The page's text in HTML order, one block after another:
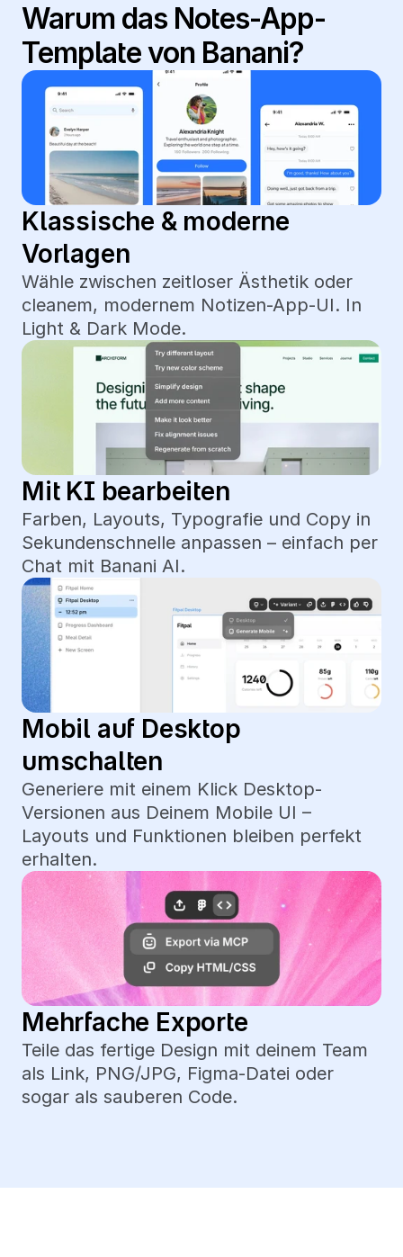
Warum das Notes-App-
Template von Banani?
Klassische & moderne
Vorlagen
Wähle zwischen zeitloser Ästhetik oder
cleanem, modernem Notizen-App-UI. In
Light & Dark Mode.
Mit KI bearbeiten
Farben, Layouts, Typografie und Copy in
Sekundenschnelle anpassen – einfach per
Chat mit Banani AI.
Mobil auf Desktop
umschalten
Generiere mit einem Klick Desktop-
Versionen aus Deinem Mobile UI –
Layouts und Funktionen bleiben perfekt
erhalten.
Mehrfache Exporte
Teile das fertige Design mit deinem Team
als Link, PNG/JPG, Figma-Datei oder
sogar als sauberen Code.